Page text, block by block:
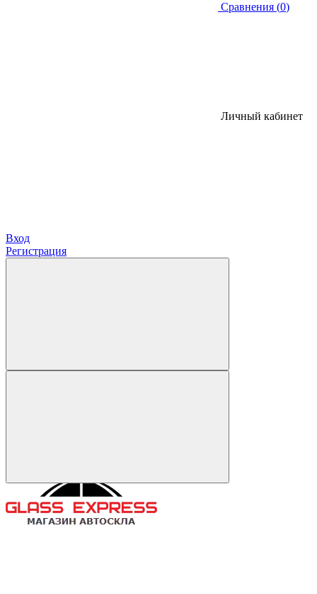
Сравнения (0)
Личный кабинет
Вход
Регистрация